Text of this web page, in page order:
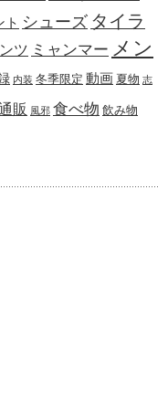
ト シューズ タイラ
ツ ミャンマー メン
内装 冬季限定 動画 夏物 志
販 風邪 食べ物 飲み物